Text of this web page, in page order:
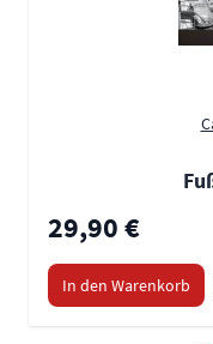
29,90 €
In den Warenkorb